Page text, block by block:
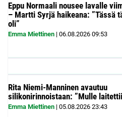
Eppu Normaali nousee lavalle
– Martti Syrjä haikeana: ”Tässä
oli”
Emma Miettinen | 06.08.2026 09:53
Rita Niemi-Manninen avautuu
silikonirinnoistaan: ”Mulle
Emma Miettinen | 05.08.2026 23:43